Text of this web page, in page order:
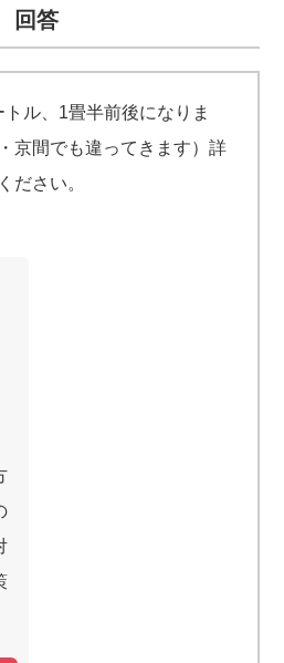
回答
ル、1畳半前後になりま
京間でも違ってきます）詳
ださい。